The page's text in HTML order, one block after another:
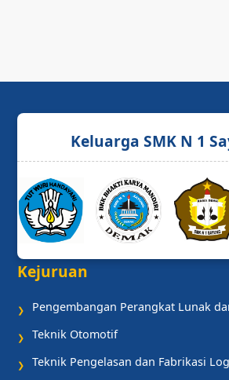
Keluarga SMK N 1
Kejuruan
❯ Pengembangan Perangkat Lunak
❯ Teknik Otomotif
❯ Teknik Pengelasan dan Fabrikasi